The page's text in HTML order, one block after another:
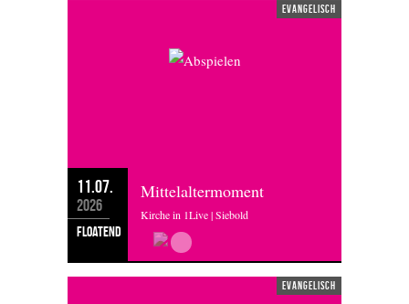
evangelisch
11.07.
2026
floatend
Mittelaltermoment
Kirche in 1Live | Siebold
evangelisch